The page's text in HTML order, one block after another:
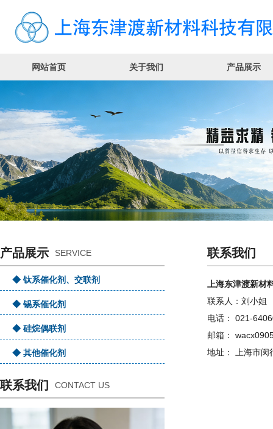
网站首页 关于我们 产品展示
产品展示 SERVICE
◆ 钛系催化剂、交联剂
◆ 锡系催化剂
◆ 硅烷偶联剂
◆ 其他催化剂
联系我们 CONTACT US
联系我们
上海东津渡新材
联系人： 刘小姐
电话：
021-
邮箱：
地址：
上海市闵